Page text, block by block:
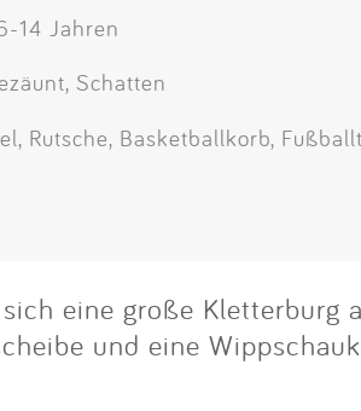
14 Jahren
Schatten
Rutsche, Basketballkorb,
eine große Kletterburg
und eine